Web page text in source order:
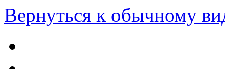
Вернуться к обычному